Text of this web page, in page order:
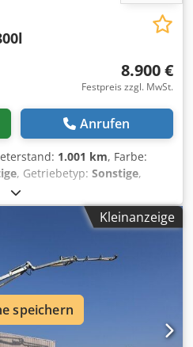
8.900 €
Festpreis zzgl. MwSt.
Anrufen
1.001 km, Farbe:
, Getriebetyp: Sonstige,
/ in transit, Aufbau:
Wechselbrückenrahmen
GEWÄHR, Änderungen,Kleinanzeige
speichern